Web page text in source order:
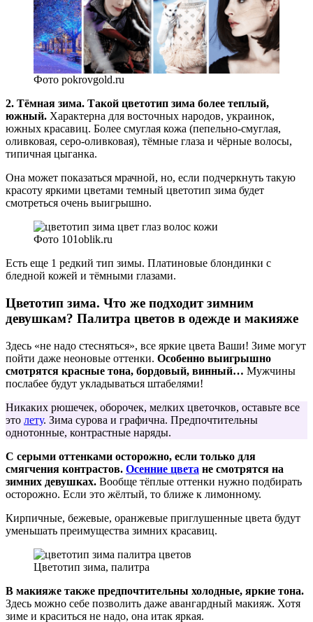
Фото pokrovgold.ru
2. Тёмная зима. Такой цветотип зима более теплый,
южный. Характерна для восточных народов, украинок,
южных красавиц. Более смуглая кожа (пепельно-смуглая,
оливковая, серо-оливковая), тёмные глаза и чёрные волосы,
типичная цыганка.
Она может показаться мрачной, но, если подчеркнуть такую
красоту яркими цветами темный цветотип зима будет
смотреться очень выигрышно.
Фото 101oblik.ru
Есть еще 1 редкий тип зимы. Платиновые блондинки с
бледной кожей и тёмными глазами.
Цветотип зима. Что же подходит зимним
девушкам? Палитра цветов в одежде и макияже
Здесь «не надо стесняться», все яркие цвета Ваши! Зиме могут
пойти даже неоновые оттенки. Особенно выигрышно
смотрятся красные тона, бордовый, винный… Мужчины
послабее будут укладываться штабелями!
Никаких рюшечек, оборочек, мелких цветочков, оставьте все
это лету. Зима сурова и графична. Предпочтительны
однотонные, контрастные наряды.
С серыми оттенками осторожно, если только для
смягчения контрастов. Осенние цвета не смотрятся на
зимних девушках. Вообще тёплые оттенки нужно подбирать
осторожно. Если это жёлтый, то ближе к лимонному.
Кирпичные, бежевые, оранжевые приглушенные цвета будут
уменьшать преимущества зимних красавиц.
Цветотип зима, палитра
В макияже также предпочтительны холодные, яркие тона.
Здесь можно себе позволить даже авангардный макияж. Хотя
зиме и краситься не надо, она итак яркая.